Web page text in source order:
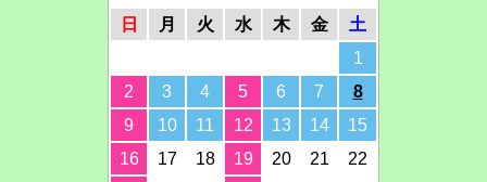
日
月 火 水 木 金
土
1
2
3 4 5 6 7
8
9
10 11 12 13 14
15
16
17 18 19 20 21
22